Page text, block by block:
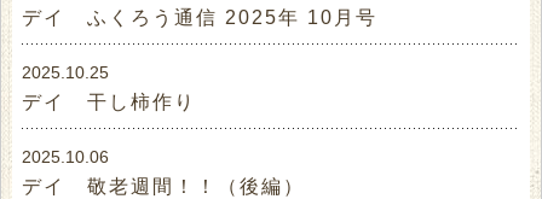
デイ ふくろう通信 2025年 10月号
2025.10.25
デイ 干し柿作り
2025.10.06
デイ 敬老週間！！（後編）